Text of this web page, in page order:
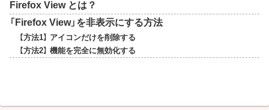
Firefox View とは？
「Firefox View」を非表示にする方法
【方法1】 アイコンだけを削除する
【方法2】 機能を完全に無効化する